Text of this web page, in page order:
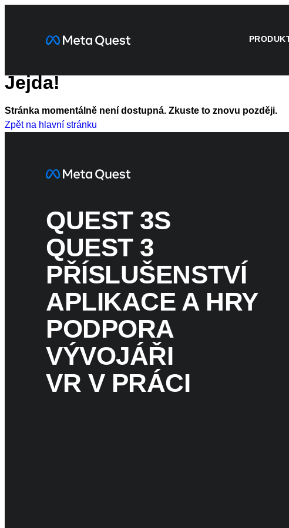
Jejda!
Stránka momentálně není dostupná. Zkuste to znovu později.
Zpět na hlavní stránku
QUEST 3S
QUEST 3
PŘÍSLUŠENSTVÍ
APLIKACE A HRY
PODPORA
VÝVOJÁŘI
VR V PRÁCI